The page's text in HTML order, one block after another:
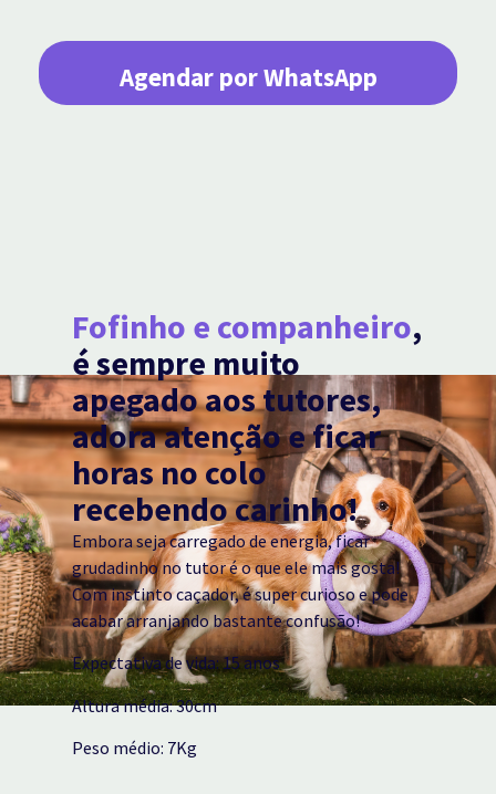
Agendar por WhatsApp
Fofinho e companheiro,
é sempre muito
apegado aos tutores,
adora atenção e ficar
horas no colo
recebendo carinho!
Embora seja carregado de energia, ficar
grudadinho no tutor é o que ele mais gosta!
Com instinto caçador, é super curioso e pode
acabar arranjando bastante confusão!
Expectativa de vida: 15 anos
Altura média: 30cm
Peso médio: 7Kg